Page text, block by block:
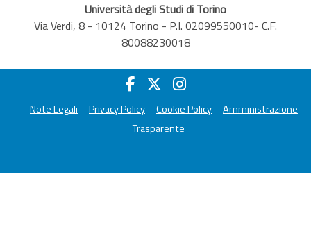
Università degli Studi di Torino
Via Verdi, 8 - 10124 Torino - P.I. 02099550010- C.F.
80088230018
Note Legali Privacy Policy Cookie Policy
Amministrazione
Trasparente